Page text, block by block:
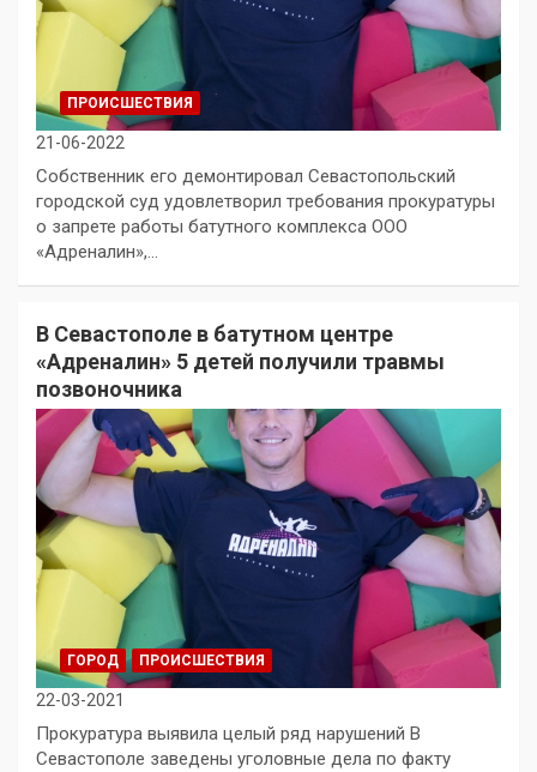
ПРОИСШЕСТВИЯ
21-06-2022
Собственник его демонтировал Севастопольский
городской суд удовлетворил требования прокуратуры
о запрете работы батутного комплекса ООО
«Адреналин»,…
В Севастополе в батутном центре
«Адреналин» 5 детей получили травмы
позвоночника
ГОРОД ПРОИСШЕСТВИЯ
22-03-2021
Прокуратура выявила целый ряд нарушений В
Севастополе заведены уголовные дела по факту